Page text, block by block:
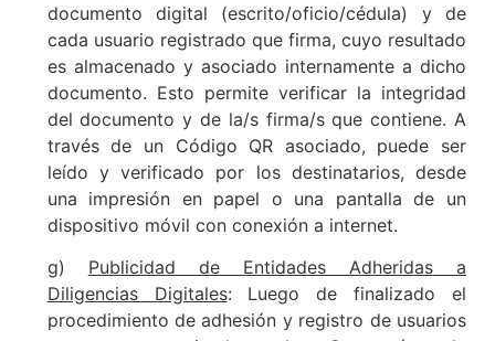
documento digital (escrito/oficio/cédula) y de
cada usuario registrado que firma, cuyo resultado
es almacenado y asociado internamente a dicho
documento. Esto permite verificar la integridad
del documento y de la/s firma/s que contiene. A
través de un Código QR asociado, puede ser
leído y verificado por los destinatarios, desde
una impresión en papel o una pantalla de un
dispositivo móvil con conexión a internet.
g) Publicidad de Entidades Adheridas a
Diligencias Digitales: Luego de finalizado el
procedimiento de adhesión y registro de usuarios